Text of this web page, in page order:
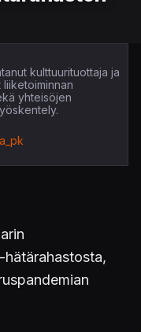
kulttuurituottaja ja
yhteisöjen
hätärahastosta,